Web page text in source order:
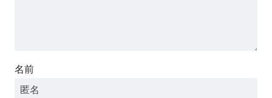
名前